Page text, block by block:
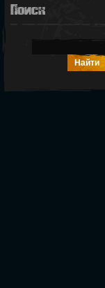
Поиск